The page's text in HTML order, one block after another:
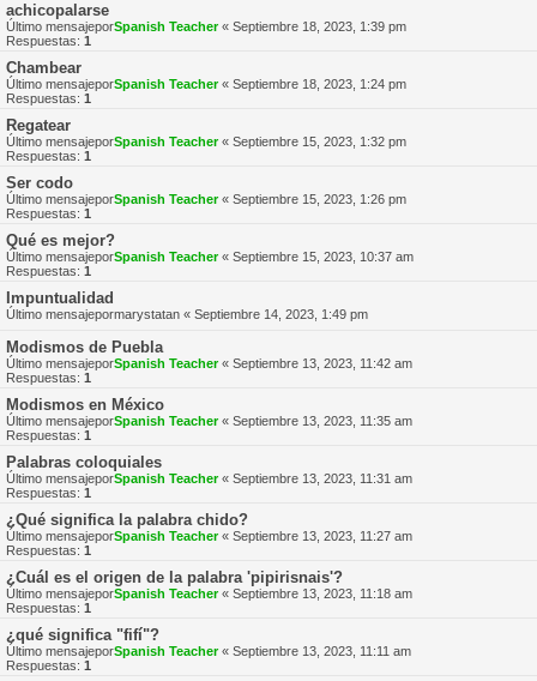
achicopalarse
Último mensajeporSpanish Teacher« Septiembre 18, 2023, 1:39 pm
Respuestas: 1
Chambear
Último mensajeporSpanish Teacher« Septiembre 18, 2023, 1:24 pm
Respuestas: 1
Regatear
Último mensajeporSpanish Teacher« Septiembre 15, 2023, 1:32 pm
Respuestas: 1
Ser codo
Último mensajeporSpanish Teacher« Septiembre 15, 2023, 1:26 pm
Respuestas: 1
Qué es mejor?
Último mensajeporSpanish Teacher« Septiembre 15, 2023, 10:37 am
Respuestas: 1
Impuntualidad
Último mensajepormarystatan « Septiembre 14, 2023, 1:49 pm
Modismos de Puebla
Último mensajeporSpanish Teacher« Septiembre 13, 2023, 11:42 am
Respuestas: 1
Modismos en México
Último mensajeporSpanish Teacher« Septiembre 13, 2023, 11:35 am
Respuestas: 1
Palabras coloquiales
Último mensajeporSpanish Teacher« Septiembre 13, 2023, 11:31 am
Respuestas: 1
¿Qué significa la palabra chido?
Último mensajeporSpanish Teacher« Septiembre 13, 2023, 11:27 am
Respuestas: 1
¿Cuál es el origen de la palabra 'pipirisnais'?
Último mensajeporSpanish Teacher« Septiembre 13, 2023, 11:18 am
Respuestas: 1
¿qué significa "fifí"?
Último mensajeporSpanish Teacher« Septiembre 13, 2023, 11:11 am
Respuestas: 1